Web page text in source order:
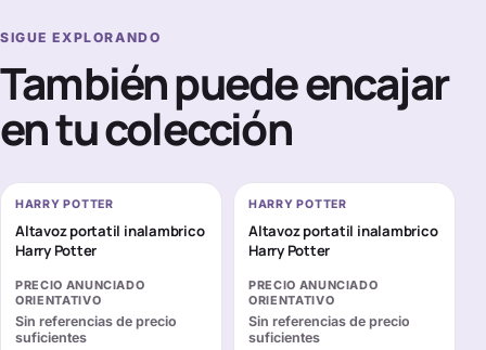
SIGUE EXPLORANDO
También puede encajar
en tu colección
HARRY POTTER
Altavoz portatil inalambrico
Harry Potter
PRECIO ANUNCIADO
ORIENTATIVO
Sin referencias de precio
suficientes
HARRY POTTER
Altavoz portatil inalambrico
Harry Potter
PRECIO ANUNCIADO
ORIENTATIVO
Sin referencias de precio
suficientes